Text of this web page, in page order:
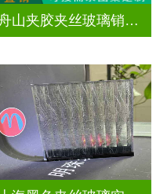
舟山夹胶夹丝玻璃销售店